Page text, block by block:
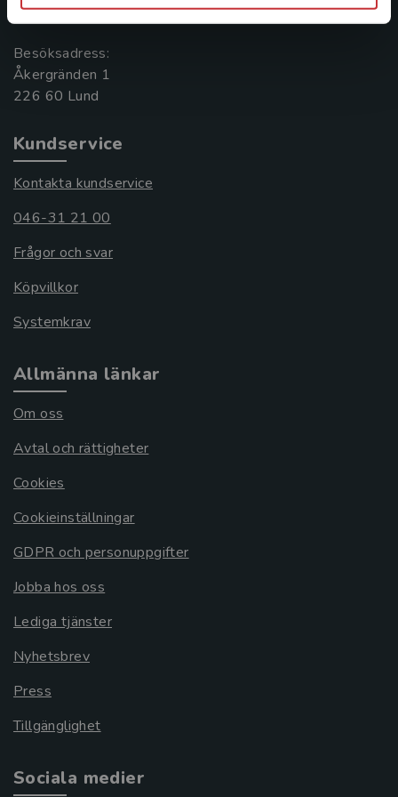
221 00 Lund
Besöksadress:
Åkergränden 1
Kundservice
Kontakta kundservice
046-31 21 00
Frågor och svar
Köpvillkor
Systemkrav
Allmänna länkar
Om oss
Avtal och rättigheter
Cookies
Cookieinställningar
GDPR och personuppgifter
Jobba hos oss
Lediga tjänster
Nyhetsbrev
Press
Tillgänglighet
Sociala medier